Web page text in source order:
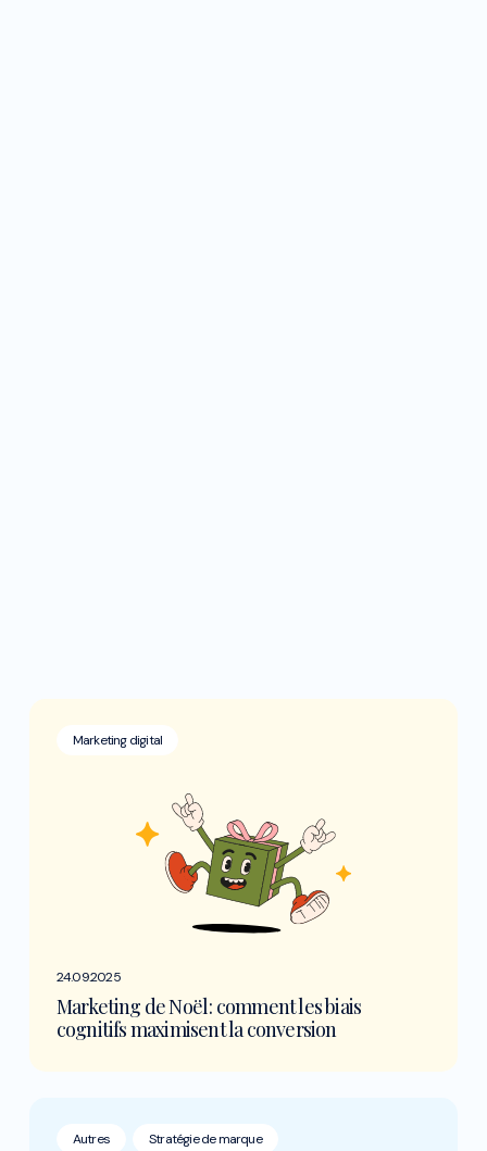
Marketing digital
24.09.2025
Marketing de Noël : comment les biais
cognitifs maximisent la conversion
Autres Stratégie de marque